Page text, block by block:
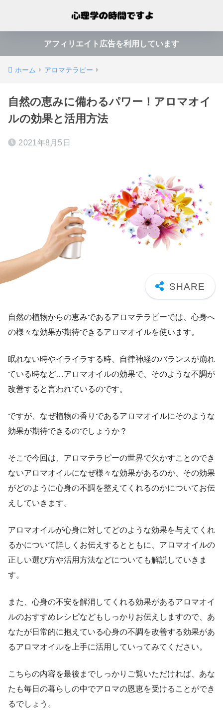
アフィリエイト広告を利用しています
ホーム アロマテラピー
自然の恵みに備わるパワー！アロマオイ
ルの効果と活用方法
2021年8月5日
自然の植物からの恵みであるアロマテラピーでは、心身へ
の様々な効果が期待できるアロマオイルを使います。
眠れない時やイライラする時、自律神経のバランスが崩れ
ている時など…アロマオイルの効果で、そのような不調が
改善すると言われているのです。
ですが、なぜ植物の香りであるアロマオイルにそのような
効果が期待できるのでしょうか？
そこで今回は、アロマテラピーの世界で欠かすことのでき
ないアロマオイルになぜ様々な効果があるのか、その効果
がどのように心身の不調を整えてくれるのかについてお伝
えしていきます。
アロマオイルが心身に対してどのような効果を与えてくれ
るかについて詳しくお伝えするとともに、アロマオイルの
正しい選び方や活用方法などについても解説していきま
す。
また、心身の不安を解消してくれる効果があるアロマオイ
ルのおすすめレシピなどもしっかりお伝えしますので、あ
なたが日常的に抱えている心身の不調を改善する効果があ
るアロマオイルを上手に活用していってみてください。
こちらの内容を最後までしっかりご覧いただければ、あな
たも毎日の暮らしの中でアロマの恩恵を受けることができ
るでしょう。